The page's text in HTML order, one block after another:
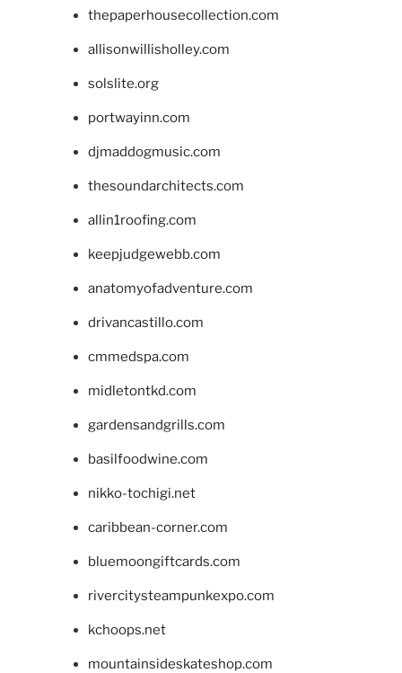
thepaperhousecollection.com
allisonwillisholley.com
solslite.org
portwayinn.com
djmaddogmusic.com
thesoundarchitects.com
allin1roofing.com
keepjudgewebb.com
anatomyofadventure.com
drivancastillo.com
cmmedspa.com
midletontkd.com
gardensandgrills.com
basilfoodwine.com
nikko-tochigi.net
caribbean-corner.com
bluemoongiftcards.com
rivercitysteampunkexpo.com
kchoops.net
mountainsideskateshop.com